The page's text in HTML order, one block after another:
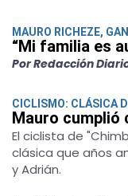
MAURO RICHEZE,
“Mi familia es
Por Redacción
CICLISMO: CLÁSICA
Mauro cumplió
El ciclista de
clásica que años
y Adrián.